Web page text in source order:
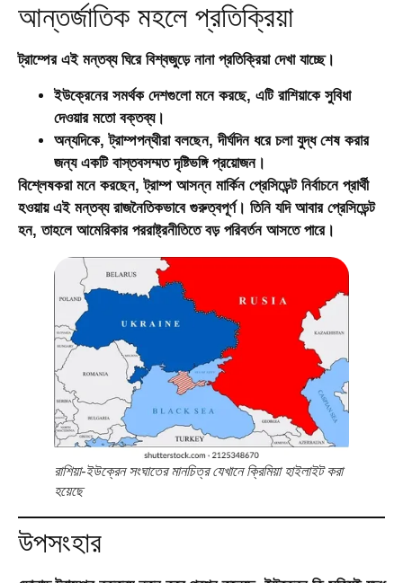
আন্তর্জাতিক মহলে প্রতিক্রিয়া
ট্রাম্পের এই মন্তব্য ঘিরে বিশ্বজুড়ে নানা প্রতিক্রিয়া দেখা যাচ্ছে।
ইউক্রেনের সমর্থক দেশগুলো মনে করছে, এটি রাশিয়াকে সুবিধা
দেওয়ার মতো বক্তব্য।
অন্যদিকে, ট্রাম্পপন্থীরা বলছেন, দীর্ঘদিন ধরে চলা যুদ্ধ শেষ করার
জন্য একটি বাস্তবসম্মত দৃষ্টিভঙ্গি প্রয়োজন।
বিশ্লেষকরা মনে করছেন, ট্রাম্প আসন্ন মার্কিন প্রেসিডেন্ট নির্বাচনে প্রার্থী
হওয়ায় এই মন্তব্য রাজনৈতিকভাবে গুরুত্বপূর্ণ। তিনি যদি আবার প্রেসিডেন্ট
হন, তাহলে আমেরিকার পররাষ্ট্রনীতিতে বড় পরিবর্তন আসতে পারে।
রাশিয়া-ইউক্রেন সংঘাতের মানচিত্র যেখানে ক্রিমিয়া হাইলাইট করা
হয়েছে
উপসংহার